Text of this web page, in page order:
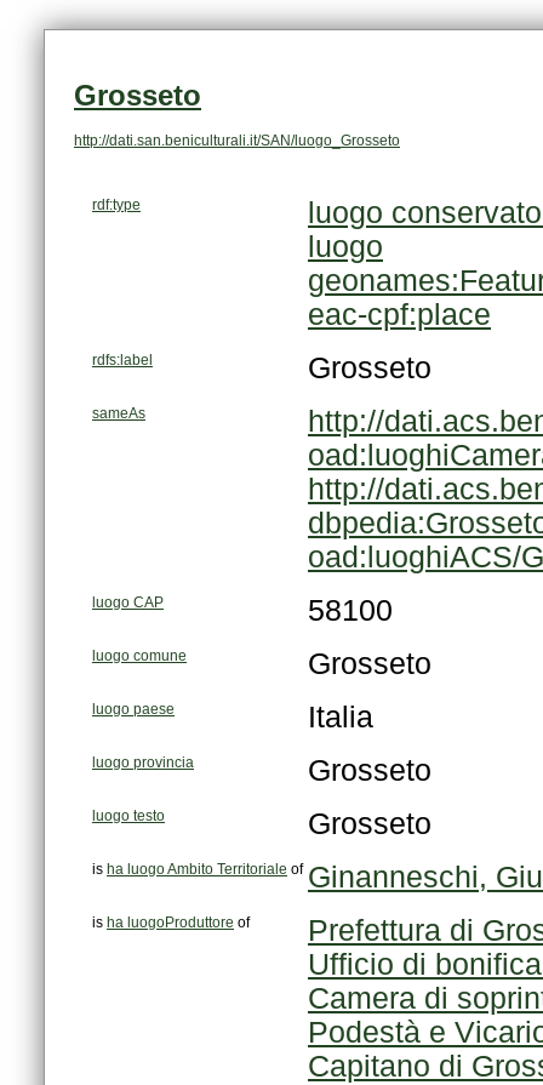
Grosseto
http://dati.san.beniculturali.it/SAN/luogo_Grosseto
rdf:type
luogo
luogo
eac-cpf:place
rdfs:label Grosseto
sameAs
http://
http://
oad:luoghiACS/
luogo CAP 58100
luogo comune Grosseto
luogo paese Italia
luogo provincia Grosseto
luogo testo Grosseto
is ha luogo Ambito Territoriale of Ginanneschi,
is ha luogoProduttore of
Prefettura di
Ufficio di
Camera di
Podestà e
Capitano di